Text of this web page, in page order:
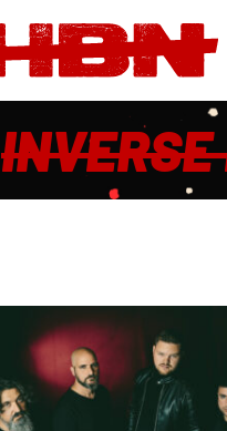
INVERSE